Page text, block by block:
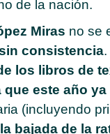
de la nación.
Miras no se
consistencia.
los libros de
este año
(incluyendo
bajada de la